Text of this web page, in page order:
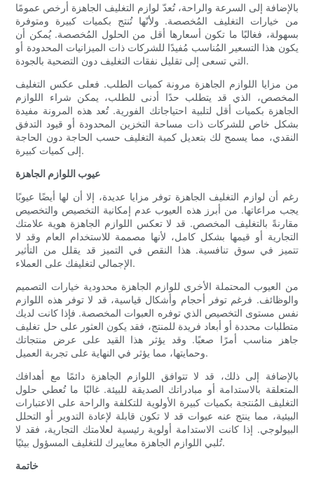
بالإضافة إلى السرعة والراحة، تُعدّ لوازم التغليف الجاهزة أرخص عمومًا
من خيارات التغليف المُخصصة. ولأنّها تُنتج بكميات كبيرة ومتوفرة
بسهولة، فغالبًا ما تكون أسعارها أقل من الحلول المُخصصة. يُمكن أن
يكون هذا التسعير المُناسب مُفيدًا للشركات ذات الميزانيات المحدودة أو
التي تسعى إلى تقليل نفقات التغليف دون التضحية بالجودة.
من مزايا اللوازم الجاهزة مرونة كميات الطلب. فعلى عكس التغليف
المخصص، الذي قد يتطلب حدًا أدنى للطلب، يمكن شراء اللوازم
الجاهزة بكميات أقل لتلبية احتياجاتك الفورية. تُعد هذه المرونة مفيدة
بشكل خاص للشركات ذات مساحة التخزين المحدودة أو قيود التدفق
النقدي، مما يسمح لك بتعديل كمية التغليف حسب الحاجة دون الحاجة
إلى كميات كبيرة.
عيوب اللوازم الجاهزة
رغم أن لوازم التغليف الجاهزة توفر مزايا عديدة، إلا أن لها أيضًا عيوبًا
يجب مراعاتها. من أبرز هذه العيوب عدم إمكانية التخصيص والتخصيص
مقارنةً بالتغليف المخصص. قد لا تعكس اللوازم الجاهزة هوية علامتك
التجارية أو قيمها بشكل كامل، لأنها مصممة للاستخدام العام وقد لا
تتميز في سوق تنافسية. هذا النقص في التميز قد يقلل من التأثير
الإجمالي لتغليفك على العملاء.
من العيوب المحتملة الأخرى للوازم الجاهزة محدودية خيارات التصميم
والوظائف. فرغم توفر أحجام وأشكال قياسية، قد لا توفر هذه اللوازم
نفس مستوى التخصيص الذي توفره العبوات المخصصة. فإذا كانت لديك
متطلبات محددة أو أبعاد فريدة للمنتج، فقد يكون العثور على حل تغليف
جاهز مناسب أمرًا صعبًا. وقد يؤثر هذا القيد على عرض منتجاتك
وحمايتها، مما يؤثر في النهاية على تجربة العميل.
بالإضافة إلى ذلك، قد لا تتوافق اللوازم الجاهزة دائمًا مع أهدافك
المتعلقة بالاستدامة أو مبادراتك الصديقة للبيئة. غالبًا ما تُعطي حلول
التغليف المُنتجة بكميات كبيرة الأولوية للتكلفة والراحة على الاعتبارات
البيئية، مما ينتج عنه عبوات قد لا تكون قابلة لإعادة التدوير أو التحلل
البيولوجي. إذا كانت الاستدامة أولوية رئيسية لعلامتك التجارية، فقد لا
تُلبي اللوازم الجاهزة معاييرك للتغليف المسؤول بيئيًا.
خاتمة